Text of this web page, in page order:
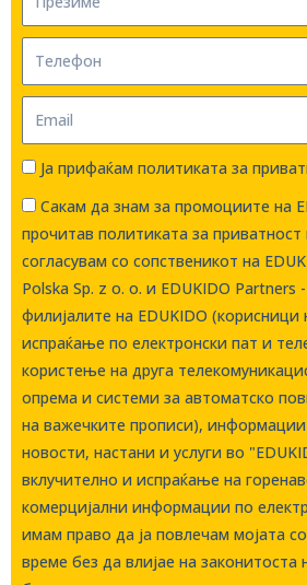
Ја прифаќам политиката за
Сакам да знам за промоциите на
прочитав политиката за приватност
согласувам со сопственикот на
Polska Sp. z o. о. и EDUKIDO Partners
филијалите на EDUKIDO
испраќање по електронски пат и
користење на друга
опрема и системи за автоматско
на важечките прописи),
новости, настани и услуги во
вклучително и испраќање на
комерцијални информации по
имам право да ја повлечам мојата
време без да влијае на